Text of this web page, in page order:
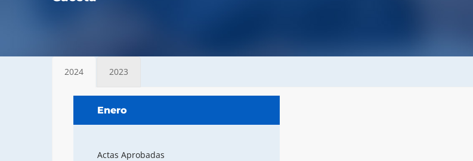
2024 2023
Enero
Actas Aprobadas